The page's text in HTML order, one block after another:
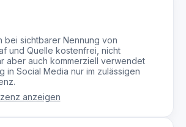
bei sichtbarer Nennung von
und Quelle kostenfrei, nicht
aber auch kommerziell verwendet
in Social Media nur im zulässigen
anzeigen